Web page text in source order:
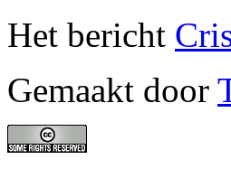
Het bericht
Gemaakt door